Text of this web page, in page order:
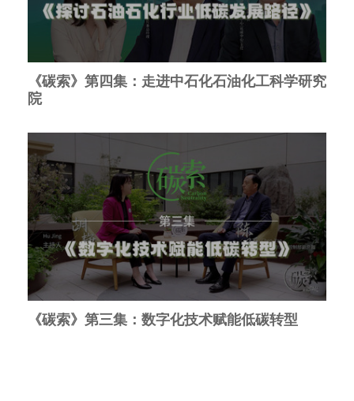
《碳索》第四集：走进中石化石油化工科学研究
院
《碳索》第三集：数字化技术赋能低碳转型